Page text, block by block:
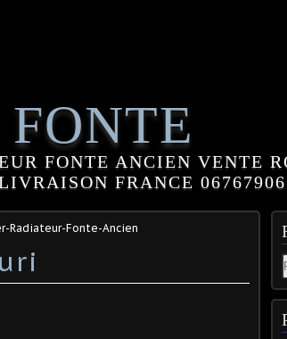
FONTE ANCIEN VENTE
FRANCE
Radiateur-Fonte-Ancien